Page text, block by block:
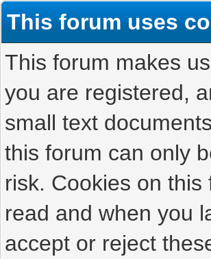
This forum uses
This forum makes
you are registered,
small text
this forum can only
risk. Cookies on
read and when you
accept or reject